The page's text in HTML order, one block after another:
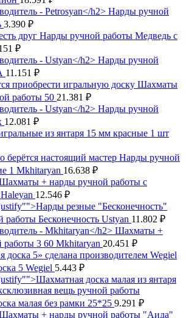
Нарды ручной
3.390 ₽
Нарды ручной работы Медведь с
₽
Нарды ручной
11.151 ₽
Шахматы
работы 50 21.381 ₽
Нарды ручной
12.081 ₽
из янтаря 15 мм красные 1 шт
Нарды ручной
1 Mkhitaryan 16.638 ₽
+ нарды ручной работы с
12.546 ₽
Бесконечность Ustyan 11.802 ₽
Шахматы +
работы 3 60 Mkhitaryan 20.451 ₽
5 Wegiel 5.443 ₽
малая без рамки 25*25 9.291 ₽
+ нарды ручной работы "Аида"